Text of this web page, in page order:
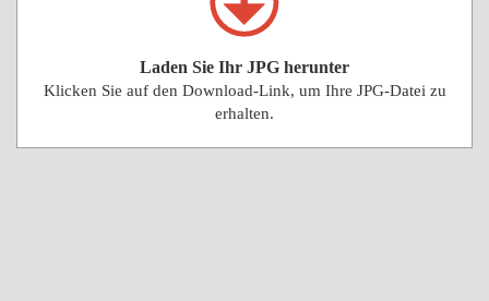
Laden Sie Ihr JPG herunter
Klicken Sie auf den Download-Link, um Ihre JPG-Datei zu
erhalten.